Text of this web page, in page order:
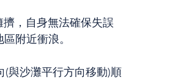
擠，自身無法確保失誤
附近衝浪。
與沙灘平行方向移動)順